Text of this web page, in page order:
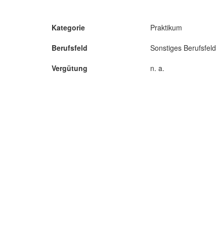
Kategorie
Berufsfeld
Vergütung
Praktikum
Sonstiges Berufsfeld
n. a.